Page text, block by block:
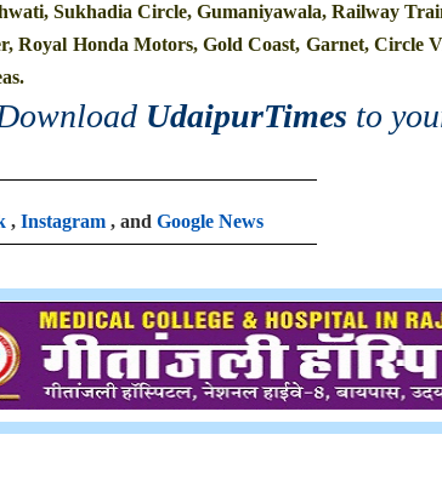
Sukhadia Circle, Gumaniyawala, Railway
Royal Honda Motors, Gold Coast, Garnet, Circle
UdaipurTimes to
, Instagram , and Google News